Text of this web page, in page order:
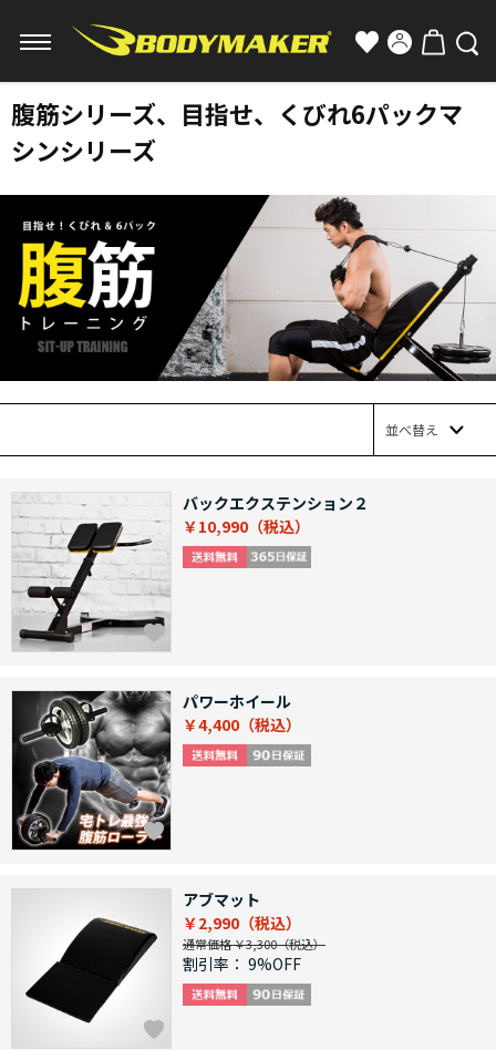
腹筋シリーズ、目指せ、くびれ6パックマ
シンシリーズ
並べ替え
バックエクステンション２
￥10,990
パワーホイール
￥4,400
アブマット
￥2,990
通常価格 ￥3,300
割引率： 9%OFF